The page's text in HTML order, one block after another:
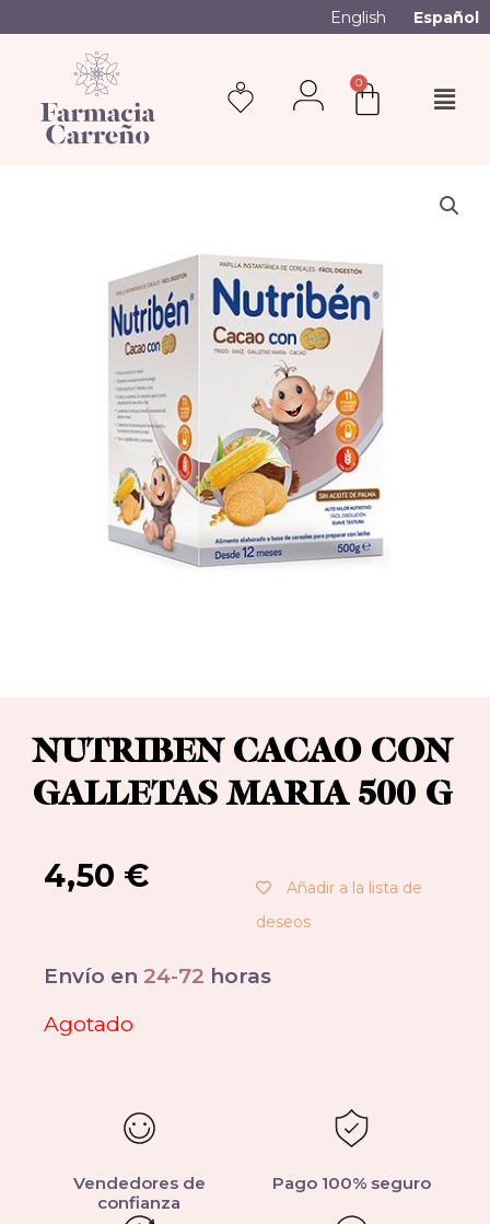
English Español
0
NUTRIBEN CACAO CON
GALLETAS MARIA 500 G
4,50 €
Añadir a la lista de
deseos
Envío en 24-72 horas
Agotado
Vendedores de
confianza
Pago 100% seguro